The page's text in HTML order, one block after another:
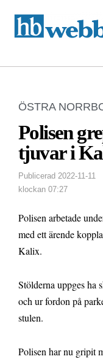
ÖSTRA
Polisen
tjuvar i
Publicerad 2022-11-11
klockan 07:27
Polisen arbetade
med ett ärende
Kalix.
Stölderna uppges ha
och ur fordon på
stulen.
Polisen har nu gripit